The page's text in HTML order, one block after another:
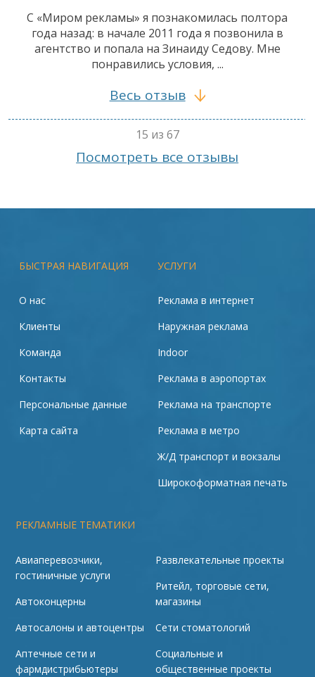
С «Миром рекламы» я познакомилась полтора
года назад: в начале 2011 года я позвонила в
агентство и попала на Зинаиду Седову. Мне
понравились условия, ...
Весь отзыв
15 из 67
Посмотреть все отзывы
БЫСТРАЯ НАВИГАЦИЯ УСЛУГИ
РЕКЛАМНЫЕ ТЕМАТИКИ
О нас
Клиенты
Команда
Контакты
Персональные данные
Карта сайта
Реклама в интернет
Наружная реклама
Indoor
Реклама в аэропортах
Реклама на транспорте
Реклама в метро
Ж/Д транспорт и вокзалы
Широкоформатная печать
Авиаперевозчики,
гостиничные услуги
Автоконцерны
Автосалоны и автоцентры
Аптечные сети и
фармдистрибьютеры
Развлекательные проекты
Ритейл, торговые сети,
магазины
Сети стоматологий
Социальные и
общественные проекты